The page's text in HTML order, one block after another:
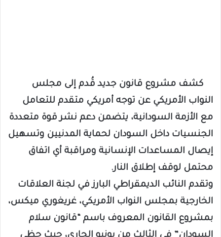
كشف مشروع قانون جديد قُدم إلى مجلس
النواب الأمريكي عن توجه أمريكي متقدم للتعامل
مع الأزمة السودانية، يتضمن دعم نشر قوة متعددة
الجنسيات داخل السودان لحماية المدنيين وتسهيل
إيصال المساعدات الإنسانية ومراقبة أي اتفاق
محتمل لوقف إطلاق النار.
وتقدم النائب الديمقراطي البارز في لجنة العلاقات
الخارجية بمجلس النواب الأمريكي، غريغوري ميكس،
بمشروع القانون المعروف باسم “قانون سلام